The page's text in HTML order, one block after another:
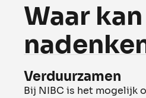
Waar
Verduurzamen
Bij NIBC is het mogelijk